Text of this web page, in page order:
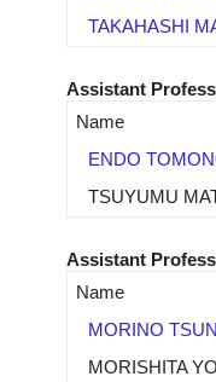
TAKAHASHI
Assistant
Name
ENDO
TSUYUMU
Assistant
Name
MORINO
MORISHITA